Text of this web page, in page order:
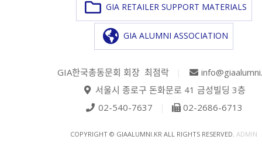
GIA RETAILER SUPPORT MATERIALS
GIA ALUMNI ASSOCIATION
GIA한국총동문회 회장 최점락
서울시 종로구 돈화문로 41 금성빌딩 3층
02-540-7637
02-2686-6713
COPYRIGHT © GIAALUMNI.KR ALL RIGHTS RESERVED. ADMIN